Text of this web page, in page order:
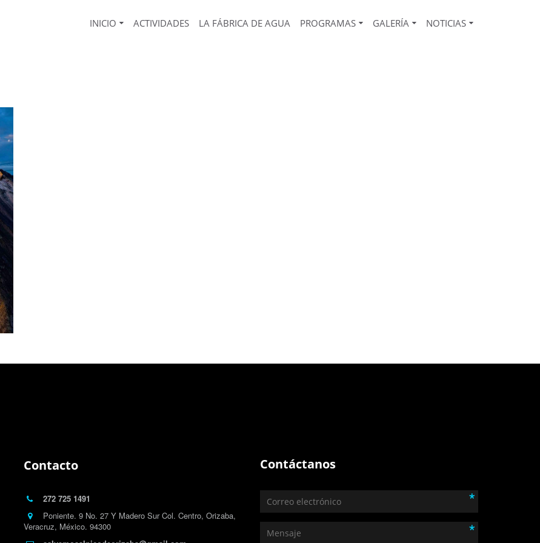
INICIO ACTIVIDADES LA FÁBRICA DE AGUA PROGRAMAS GALERÍA NOTICIAS
Contacto
272 725 1491
Poniente. 9 No. 27 Y Madero Sur Col. Centro, Orizaba,
Veracruz, México. 94300
Contáctanos